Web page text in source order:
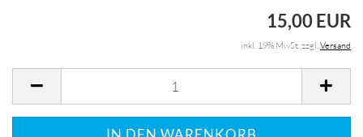
15,00 EUR
inkl. 19% MwSt. zzgl.Versand